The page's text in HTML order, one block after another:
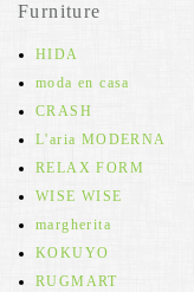
Furniture
HIDA
moda en casa
CRASH
L'aria MODERNA
RELAX FORM
WISE WISE
margherita
KOKUYO
RUGMART